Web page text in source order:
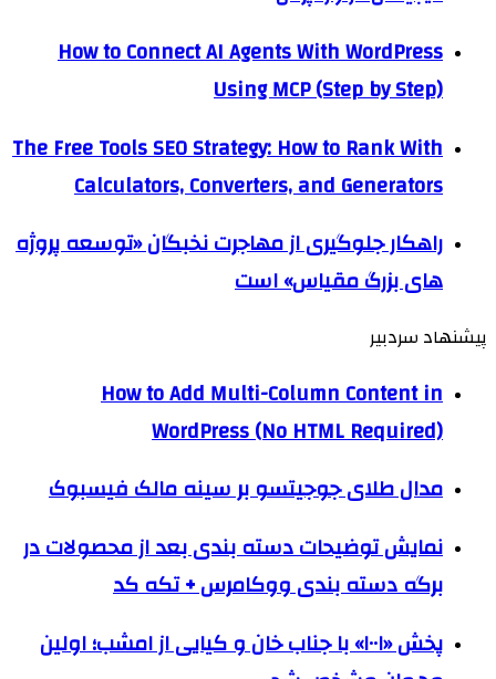
How to Connect AI Agents With WordPress
Using MCP (Step by Step)
The Free Tools SEO Strategy: How to Rank With
Calculators, Converters, and Generators
راهکار جلوگیری از مهاجرت نخبگان «توسعه پروژه
های بزرگ مقیاس» است
پیشنهاد سردبیر
How to Add Multi-Column Content in
WordPress (No HTML Required)
مدال طلای جوجیتسو بر سینه مالک فیسبوک
نمایش توضیحات دسته بندی بعد از محصولات در
برگه دسته بندی ووکامرس + تکه کد
پخش «۱۰۰۱» با جناب خان و کیایی از امشب؛ اولین